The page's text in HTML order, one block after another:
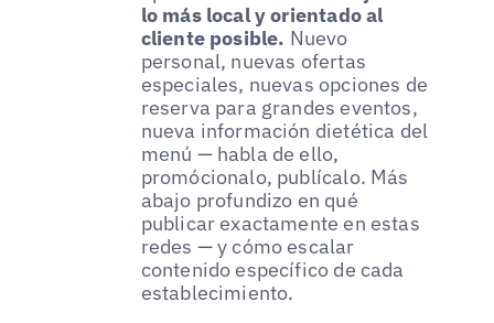
lo más local y orientado al
cliente posible. Nuevo
personal, nuevas ofertas
especiales, nuevas opciones de
reserva para grandes eventos,
nueva información dietética del
menú — habla de ello,
promócionalo, publícalo. Más
abajo profundizo en qué
publicar exactamente en estas
redes — y cómo escalar
contenido específico de cada
establecimiento.